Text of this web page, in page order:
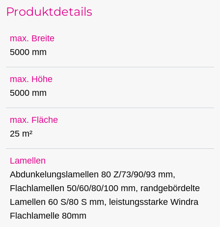
Produktdetails
max. Breite
5000 mm
max. Höhe
5000 mm
max. Fläche
25 m²
Lamellen
Abdunkelungslamellen 80 Z/73/90/93 mm,
Flachlamellen 50/60/80/100 mm, randgebördelte
Lamellen 60 S/80 S mm, leistungsstarke Windra
Flachlamelle 80mm